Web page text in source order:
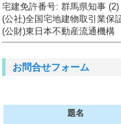
宅建免許番号: 群馬県知事
(公社)全国宅地建物取引業保
(公財)東日本不動産流通機構
お問合せフォーム
題名